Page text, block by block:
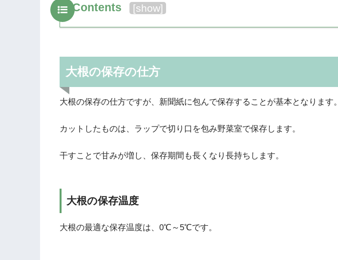
Contents [show]
大根の保存の仕方
大根の保存の仕方ですが、新聞紙に包んで保存することが基本となります。
カットしたものは、ラップで切り口を包み野菜室で保存します。
干すことで甘みが増し、保存期間も長くなり長持ちします。
大根の保存温度
大根の最適な保存温度は、0℃～5℃です。